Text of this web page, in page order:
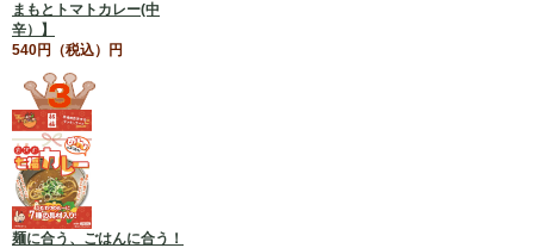
まもとトマトカレー(中
辛）】
540円（税込）円
麺に合う、ごはんに合う！